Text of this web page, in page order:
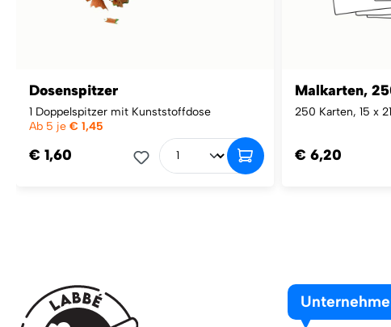
Dosenspitzer
1 Doppelspitzer mit Kunststoffdose
Ab 5 je € 1,45
€ 1,60
Malkarten,
250 Karten, 15 x
€ 6,20